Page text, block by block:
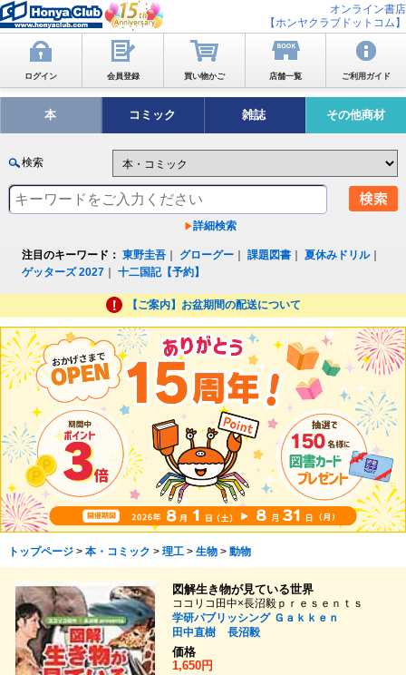
オンライン書店
【ホンヤクラブドットコム】
ログイン 会員登録 買い物かご 店舗一覧 ご利用ガイド
本 コミック 雑誌 その他商材
検索
詳細検索
注目のキーワード： 東野圭吾 グローグー ｜課題図書 ｜夏休みドリル｜
ゲッターズ 2027 ｜十二国記【予約】
【ご案内】お盆期間の配送について
トップページ> 本・コミック > 理工> 生物> 動物
図解生き物が見ている世界
ココリコ田中×長沼毅ｐｒｅｓｅｎｔｓ
学研パブリッシング Ｇａｋｋｅｎ
田中直樹
長沼毅
価格
1,650円